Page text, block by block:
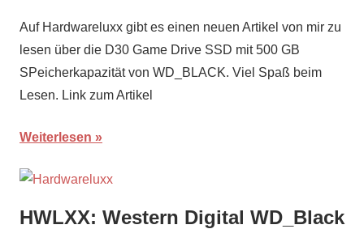
Auf Hardwareluxx gibt es einen neuen Artikel von mir zu
lesen über die D30 Game Drive SSD mit 500 GB
SPeicherkapazität von WD_BLACK. Viel Spaß beim
Lesen. Link zum Artikel
Weiterlesen
HWLXX: Western Digital WD_Black